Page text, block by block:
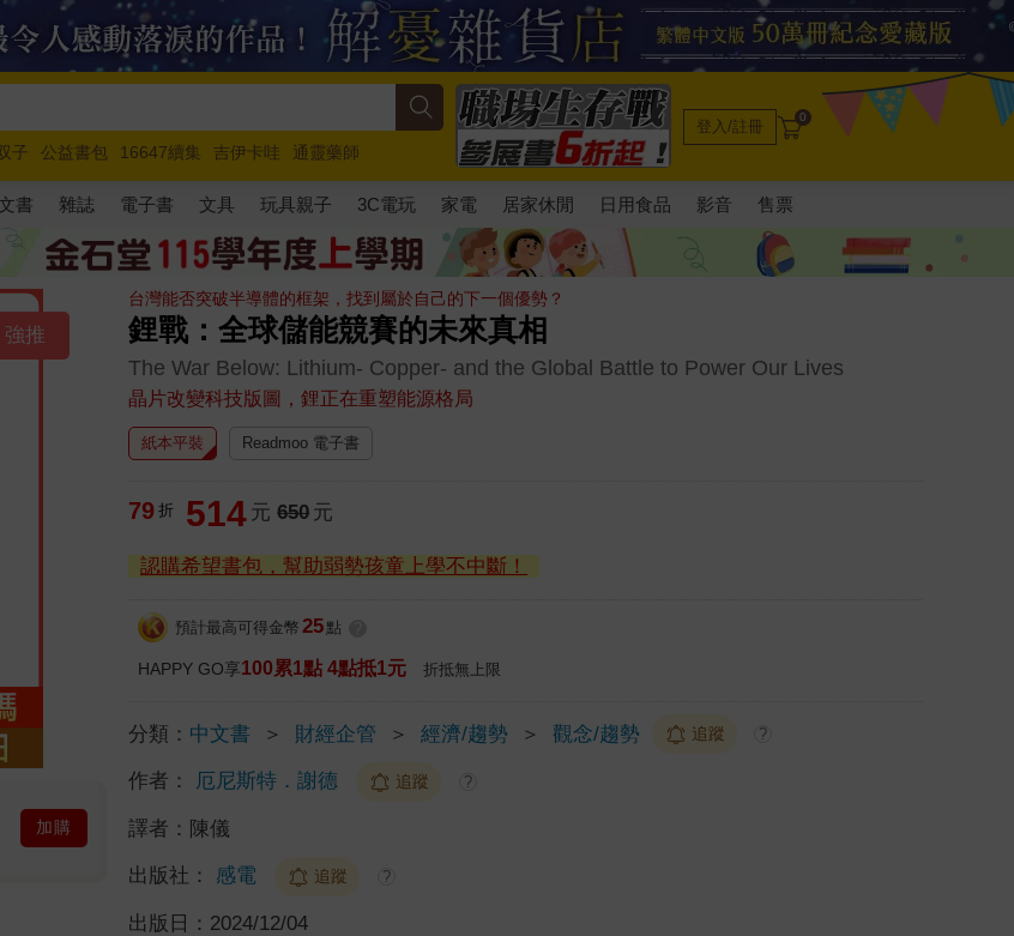
子 公益書包 16647續集 吉伊卡哇
通靈藥師
作 馬斯克 玩具總動員5 超慢跑
登入/註冊 0
書 雜誌 電子書 文具 玩具親子 3C電玩 家電 居家休閒 日用食品 影音 售票
台灣能否突破半導體的框架，找到屬於自己的下一個優勢？
鋰戰：全球儲能競賽的未來真相
The War Below: Lithium- Copper- and the Global Battle to Power Our Lives
晶片改變科技版圖，鋰正在重塑能源格局
強推
加購
紙本平裝 Readmoo 電子書
79 折 514 元 650 元
認購希望書包，幫助弱勢孩童上學不中斷！
預計最高可得金幣 25 點
HAPPY GO享100累1點 4點抵1元 折抵無上限
分類： 中文書 ＞ 財經企管 ＞ 經濟/趨勢 ＞ 觀念/趨勢 追蹤 ?
作者： 厄尼斯特．謝德 追蹤 ?
譯者： 陳儀
出版社： 感電 追蹤 ?
出版日： 2024/12/04